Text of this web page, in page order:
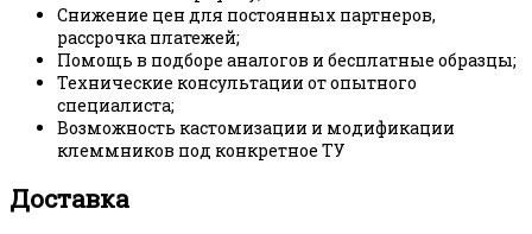
Снижение цен для постоянных партнеров,
рассрочка платежей;
Помощь в подборе аналогов и бесплатные образцы;
Технические консультации от опытного
специалиста;
Возможность кастомизации и модификации
клеммников под конкретное ТУ
Доставка